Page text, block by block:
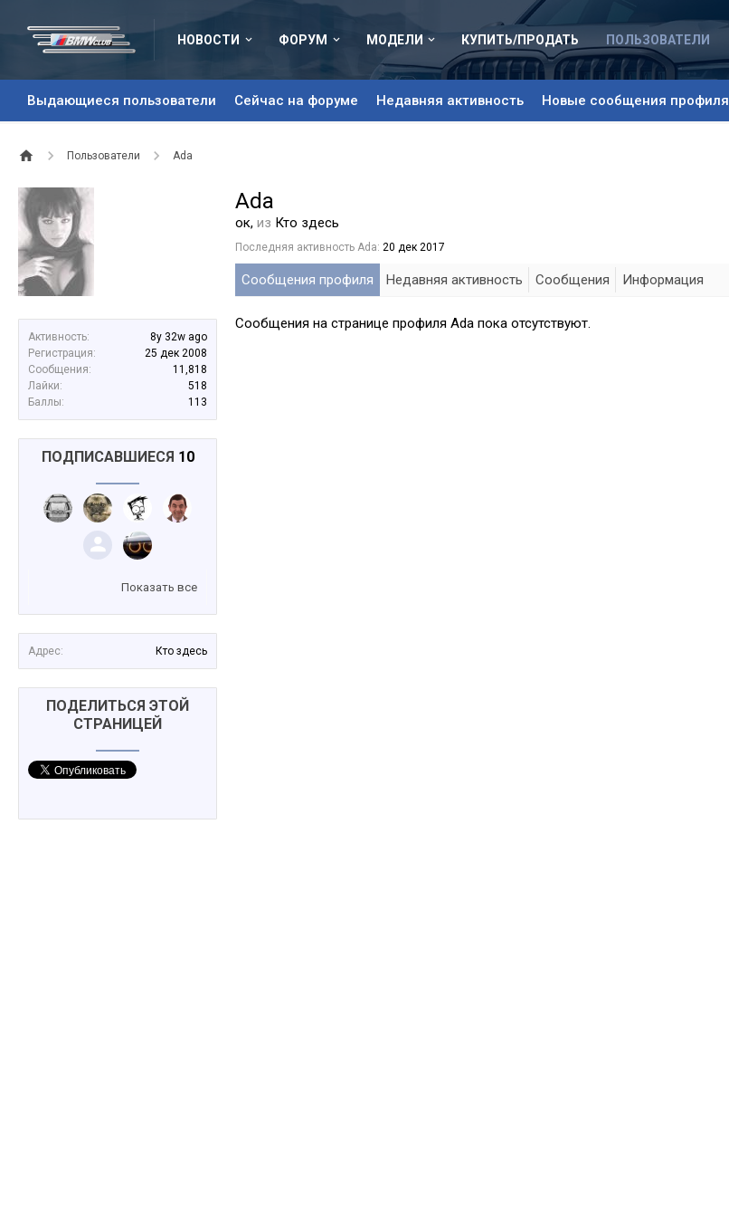
НОВОСТИ ФОРУМ МОДЕЛИ КУПИТЬ/ПРОДАТЬ ПОЛЬЗОВАТЕЛИ
Выдающиеся пользователи Сейчас на форуме Недавняя активность Новые сообщения профиля
Пользователи Ada
Активность:
8y 32w ago
Регистрация:
25 дек 2008
Сообщения:
11,818
Лайки:
518
Баллы:
113
ПОДПИСАВШИЕСЯ 10
Показать все
Адрес: Кто здесь
ПОДЕЛИТЬСЯ ЭТОЙ
СТРАНИЦЕЙ
Ada
ок, из Кто здесь
Последняя активность Ada: 20 дек 2017
Сообщения профиля Недавняя активность Сообщения Информация
Сообщения на странице профиля Ada пока отсутствуют.